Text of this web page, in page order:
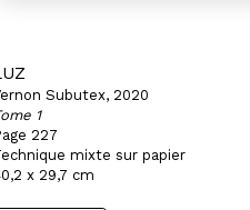
Subutex, 2020
1
227
mixte sur papier
x 29,7 cm